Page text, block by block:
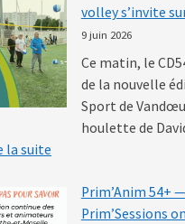
volley s’invite
9 juin 2026
Ce matin, le
de la nouvelle
Sport de
houlette de
la suite
Prim’Anim 54+
Prim’Sessions